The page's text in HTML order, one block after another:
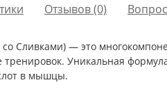
Отзывов (0)
со Сливками) — это
тренировок. Уникальная
в мышцы.